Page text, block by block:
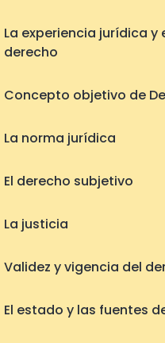
La experiencia jurídica
derecho
Concepto objetivo de
La norma jurídica
El derecho subjetivo
La justicia
Validez y vigencia del
El estado y las fuentes